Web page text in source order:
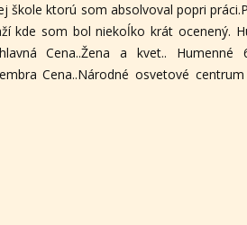
škole ktorú som absolvoval popri
kde som bol niekoĺko krát ocenený.
Cena..Žena a kvet.. Humenné
Cena..Národné osvetové